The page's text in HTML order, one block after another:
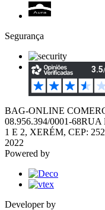
Segurança
BAG-ONLINE
08.956.394/0001-68RUA
1 E 2, XERÉM, CEP:
2022
Powered by
Developer by